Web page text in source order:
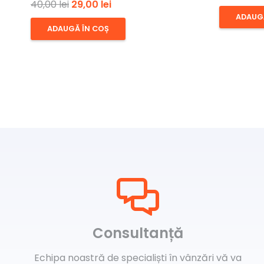
40,00lei Prețul
inițial
a
29,00 leiPrețul
curent
este:
ADAUGĂ ÎN COȘ
a
Consultanță
Echipa noastră de specialiști în vânzări vă va